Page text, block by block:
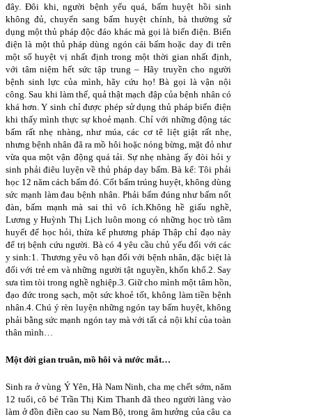
đây. Đôi khi, người bệnh yếu quá, bấm huyệt hồi sinh
không đủ, chuyển sang bấm huyệt chính, bà thường sử
dụng một thủ pháp độc đáo khác mà gọi là biến điện. Biến
điện là một thủ pháp dùng ngón cái bấm hoặc day đi trên
một số huyệt vị nhất định trong một thời gian nhất định,
với tâm niệm hết sức tập trung – Hãy truyền cho người
bệnh sinh lực của mình, hãy cứu họ! Bà gọi là vận nội
công. Sau khi làm thế, quả thật mạch đập của bệnh nhân có
khá hơn. Y sinh chỉ được phép sử dụng thủ pháp biến điện
khi thấy mình thực sự khoẻ mạnh. Chỉ với những động tác
bấm rất nhẹ nhàng, như múa, các cơ tê liệt giật rất nhẹ,
nhưng bệnh nhân đã ra mồ hôi hoặc nóng bừng, mặt đỏ như
vừa qua một vận động quá tải. Sự nhẹ nhàng ấy đòi hỏi y
sinh phải điêu luyện về thủ pháp day bấm. Bà kể: Tôi phải
học 12 năm cách bấm đó. Cốt bấm trúng huyệt, không dùng
sức mạnh làm đau bệnh nhân. Phải bấm đúng như bấm nốt
đàn, bấm mạnh mà sai thì vô ích.Không hề giấu nghề,
Lương y Huỳnh Thị Lịch luôn mong có những học trò tâm
huyết để học hỏi, thừa kế phương pháp Thập chỉ đạo này
để trị bệnh cứu người. Bà có 4 yêu cầu chủ yếu đối với các
y sinh:1. Thương yêu vô hạn đối với bệnh nhân, đặc biệt là
đối với trẻ em và những người tật nguyền, khốn khổ.2. Say
sưa tìm tòi trong nghề nghiệp.3. Giữ cho mình một tâm hồn,
đạo đức trong sạch, một sức khoẻ tốt, không làm tiền bệnh
nhân.4. Chú ý rèn luyện những ngón tay bấm huyệt, không
phải bằng sức mạnh ngón tay mà với tất cả nội khí của toàn
thân mình…
Một đời gian truân, mồ hôi và nước mắt…
Sinh ra ở vùng Ý Yên, Hà Nam Ninh, cha mẹ chết sớm, năm
12 tuổi, cô bé Trần Thị Kim Thanh đã theo người làng vào
làm ở đồn điền cao su Nam Bộ, trong âm hưởng của câu ca